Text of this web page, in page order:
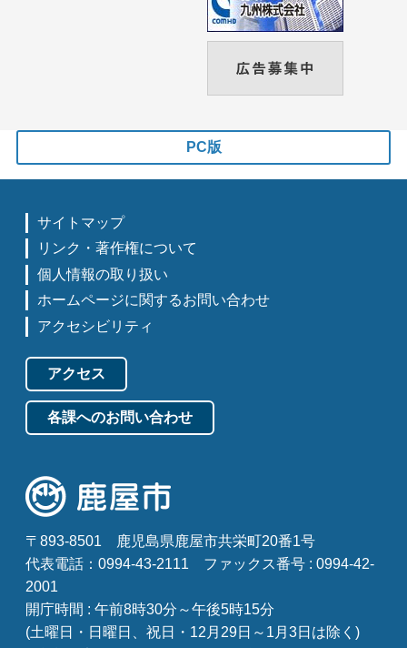
PC版
サイトマップ
リンク・著作権について
個人情報の取り扱い
ホームページに関するお問い合わせ
アクセシビリティ
アクセス
各課へのお問い合わせ
〒893-8501
鹿児島県鹿屋市共栄町20番1号
代表電話：0994-43-2111
ファックス番号 : 0994-42-
2001
開庁時間 : 午前8時30分～午後5時15分
(土曜日・日曜日、祝日・12月29日～1月3日は除く)